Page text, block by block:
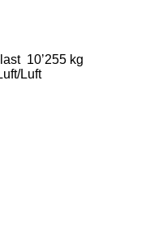
10’255 kg
Luft